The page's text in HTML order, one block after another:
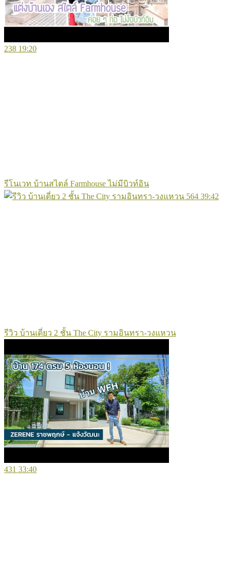
238 19:20
รีโนเวท บ้านสไตล์ Farmhouse ไม่มีบิวท์อิน
564 39:42
รีวิว บ้านเดี่ยว 2 ชั้น The City รามอินทรา-วงแหวน
431 33:40